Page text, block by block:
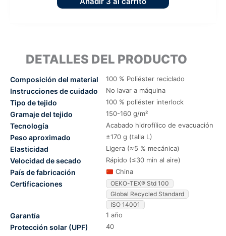
DETALLES DEL PRODUCTO
Composición del material 100 % Poliéster reciclado
Instrucciones de cuidado No lavar a máquina
Tipo de tejido 100 % poliéster interlock
Gramaje del tejido 150-160 g/m²
Tecnología Acabado hidrofílico de evacuación
Peso aproximado ±170 g (talla L)
Elasticidad Ligera (≈5 % mecánica)
Velocidad de secado Rápido (≤30 min al aire)
País de fabricación China
Certificaciones
OEKO-TEX® Std 100
Global Recycled Standard
ISO 14001
Garantía 1 año
Protección solar (UPF) 40